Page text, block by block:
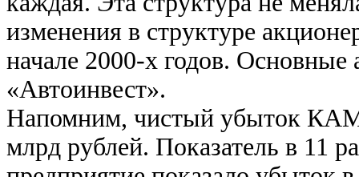
изменения в структуре
начале 2000-х годов.
«Автоинвест».
Напомним, чистый убыток
млрд рублей. Показатель в 11